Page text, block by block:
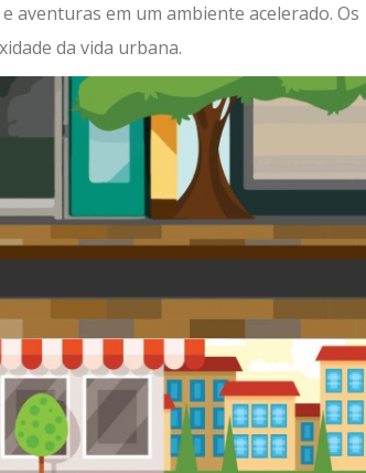
aventuras em um ambiente acelerado. Os
da vida urbana.